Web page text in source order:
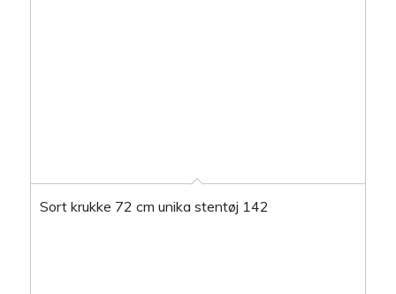
Sort krukke 72 cm unika stentøj 142